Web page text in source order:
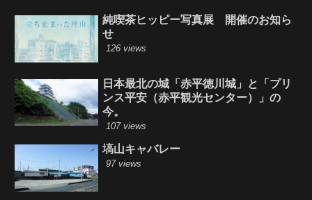
純喫茶ヒッピー写真展 開催のお知ら
せ
126 views
日本最北の城「赤平徳川城」と「プリ
ンス平安（赤平観光センター）」の
今。
107 views
塙山キャバレー
97 views